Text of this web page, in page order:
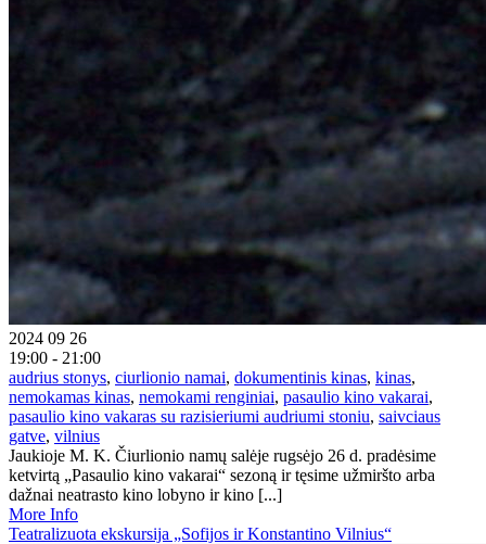
2024 09 26
19:00 - 21:00
audrius stonys, ciurlionio namai, dokumentinis kinas, kinas,
nemokamas kinas, nemokami renginiai, pasaulio kino vakarai,
pasaulio kino vakaras su razisieriumi audriumi stoniu, saivciaus
gatve, vilnius
Jaukioje M. K. Čiurlionio namų salėje rugsėjo 26 d. pradėsime
ketvirtą „Pasaulio kino vakarai“ sezoną ir tęsime užmiršto arba
dažnai neatrasto kino lobyno ir kino [...]
More Info
Teatralizuota ekskursija „Sofijos ir Konstantino Vilnius“